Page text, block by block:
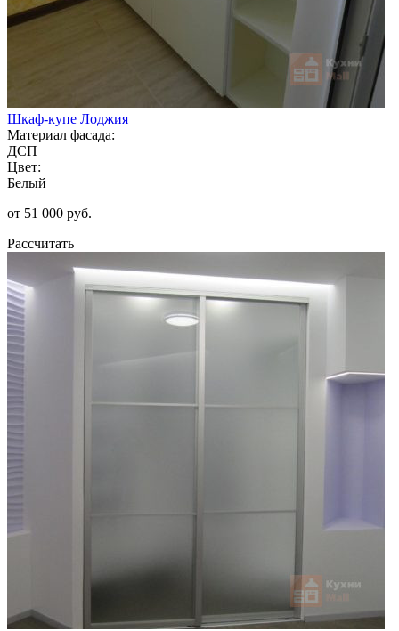
Шкаф-купе Лоджия
Материал фасада:
ДСП
Цвет:
Белый
от 51 000 руб.
Рассчитать